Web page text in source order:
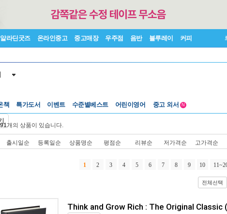
알라딘굿즈 온라인중고 중고매장 우주점 음반 블루레이 커피
책 특가도서 이벤트
수준별베스트
어린이영어
중고 외서
N
개의 상품이 있습니다.
출시일순 등록일순 상품명순 평점순 리뷰순 저가격순 고가격순
1 2 3 4 5 6 7 8 9 10
전체선택
Think and Grow Rich : The Original Classic